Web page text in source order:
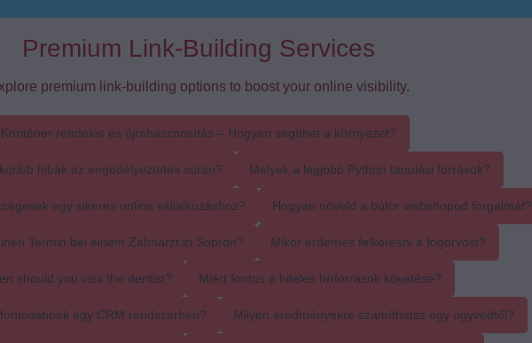
Premium Link-Building Services
premium link-building options to boost your online visibility.
Konténer rendelés és újrahasznosítás – Hogyan segíthet a környezet?
hibák az engedélyeztetés során? Melyek a legjobb Python tanulási források?
egy sikeres online vállalkozáshoz? Hogyan növeld a bútor webshopod forgalmát?
Termin bei einem Zahnarzt in Sopron? Mikor érdemes felkeresni a fogorvost?
should you visit the dentist? Miért fontos a hiteles hírforrások követése?
egy CRM rendszerben? Milyen eredményekre számíthatsz egy ügyvédtől?